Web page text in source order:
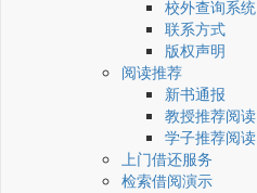
校外查询系统
联系方式
版权声明
阅读推荐
新书通报
教授推荐阅读
学子推荐阅读
上门借还服务
检索借阅演示